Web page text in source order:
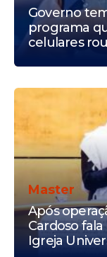
Governo
programa
celulares
Master
Após
Cardoso
Igreja